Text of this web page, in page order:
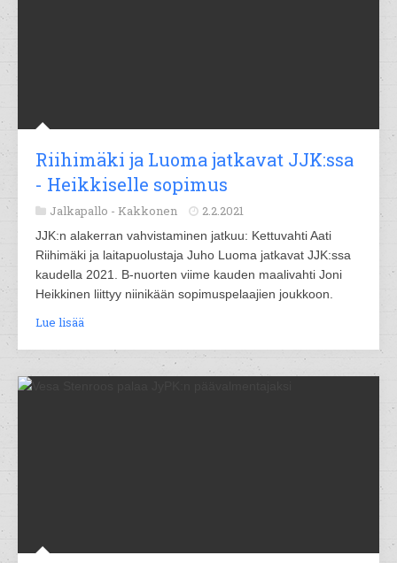
Riihimäki ja Luoma jatkavat JJK:ssa
- Heikkiselle sopimus
Jalkapallo - Kakkonen 2.2.2021
JJK:n alakerran vahvistaminen jatkuu: Kettuvahti Aati
Riihimäki ja laitapuolustaja Juho Luoma jatkavat JJK:ssa
kaudella 2021. B-nuorten viime kauden maalivahti Joni
Heikkinen liittyy niinikään sopimuspelaajien joukkoon.
Lue lisää